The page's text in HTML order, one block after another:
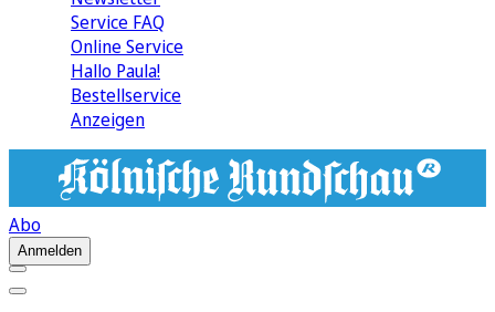
Service FAQ
Online Service
Hallo Paula!
Bestellservice
Anzeigen
Abo
Anmelden